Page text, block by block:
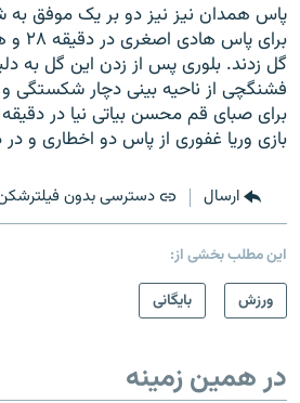
پاس همدان نيز نيز دو بر يک موفق
گل زدند. بلوری پس از زدن اين گل به
فشنگچی از ناحيه بينی دچار شکستگی و
بازی وريا غفوری از پاس دو اخطاری و در دقيقه ۸۹
ارسال دسترسی بدون
این مطلب بخشی از:
ورزش
بایگانی
در همین زمینه